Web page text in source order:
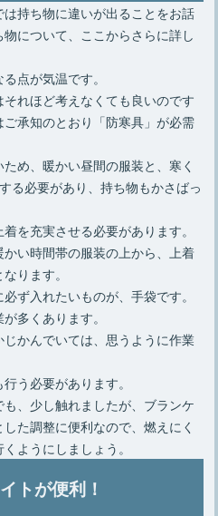
持ち物に違いが出ることをお話
について、ここからさらに詳し
点が気温です。
れほど考えなくても良いのです
承知のとおり「防寒具」が必需
め、暖かい昼間の服装と、寒く
る必要があり、持ち物もかさばっ
を充実させる必要があります。
かい時間帯の服装の上から、上着
ります。
ず入れたいものが、手袋です。
多くあります。
かんでいては、思うように作業
う必要があります。
、少し触れましたが、ブランケ
た調整に便利なので、燃えにく
ようにしましょう。
トが便利！